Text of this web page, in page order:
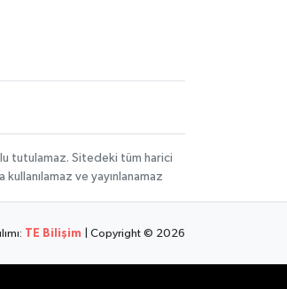
tutulamaz. Sitedeki tüm harici
ve yayınlanamaz
TE Bilişim | Copyright © 2026